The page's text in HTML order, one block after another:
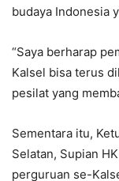
budaya Indonesia
“Saya berharap
Kalsel bisa terus
pesilat yang
Sementara itu,
Selatan, Supian
perguruan se-